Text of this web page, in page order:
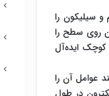
و سیلیکون را
روی سطح را
کوچک ایده‌آل
عوامل آن را